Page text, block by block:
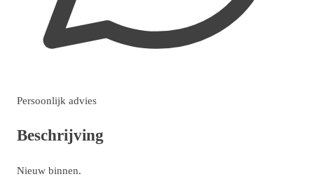
Persoonlijk advies
Beschrijving
Nieuw binnen.